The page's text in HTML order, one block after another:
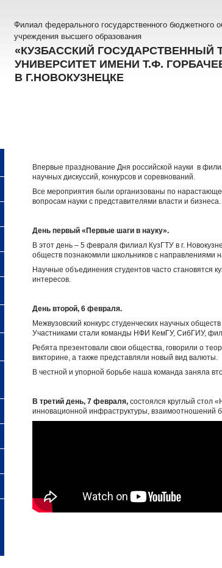
Филиал федерального государственного бюджетного
учреждения высшего образования
«КУЗБАССКИЙ ГОСУДАРСТВЕННЫЙ
УНИВЕРСИТЕТ ИМЕНИ Т.Ф.
В Г.НОВОКУЗНЕЦКЕ
Впервые празднование Дня российской науки в
научных дискуссий, конкурсов и соревнований.
Все мероприятия были организованы по
вопросам науки с представителями власти и бизнеса.
День первый «Первые шаги в науку».
В этот день – 5 февраля филиал КузГТУ в г.
обществ познакомили школьников с направлениями
Научные объединения студентов часто становятся
интересов.
День второй, 6 февраля.
Межвузовский конкурс студенческих научных
Участниками стали команды НФИ КемГУ, СибГИУ,
Ребята презентовали свои общества, говорили о
викторине, а также представляли новый вид валюты.
В честной и упорной борьбе наша команда заняла
В третий день, 7 февраля,состоялся круглый стол
инновационной инфраструктуры, взаимоотношений